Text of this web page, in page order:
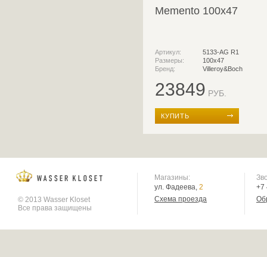
Memento 100x47
Артикул:
5133-AG R1
Размеры:
100x47
Бренд:
Villeroy&Boch
23849 РУБ.
КУПИТЬ
© 2013 Wasser Kloset
Все права защищены
Магазины:
ул. Фадеева, 2
Схема проезда
+7